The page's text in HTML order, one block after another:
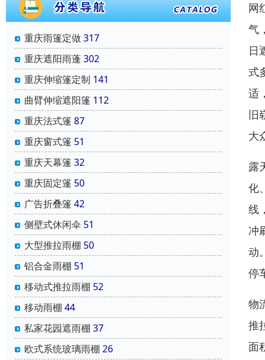
重庆雨篷定做317
重庆遮阳雨蓬302
重庆伸缩篷定制 141
曲臂伸缩遮阳篷 112
重庆法式篷 87
重庆窗式篷 51
重庆天幕篷 32
重庆固定篷 50
广告折叠篷 42
侧壁式休闲伞 51
大型推拉雨棚 50
铝合金雨棚 51
移动式推拉雨棚 52
移动雨棚 44
私家花园遮雨棚 37
欧式系统玻璃雨棚 26
网
气
日
式
适
旧
大
露
化
线
冲
动
停
物
推
面